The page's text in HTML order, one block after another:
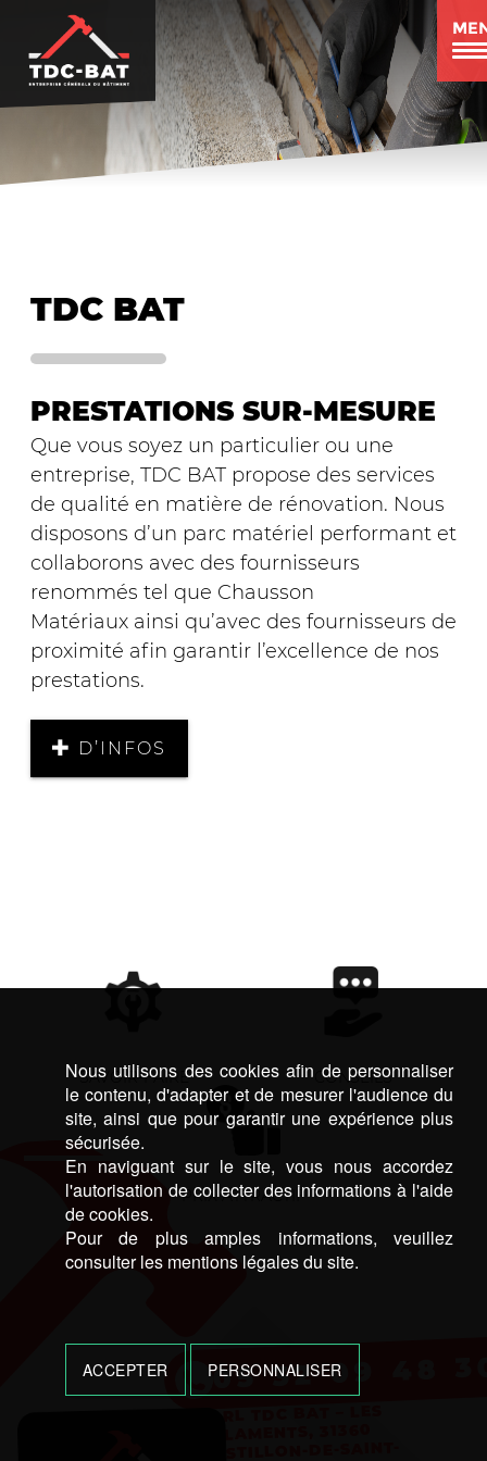
contenu
principal
TDC BAT
PRESTATIONS SUR-MESURE
Que vous soyez un particulier ou une
entreprise, TDC BAT propose des services
de qualité en matière de rénovation. Nous
disposons d’un parc matériel performant et
collaborons avec des fournisseurs
renommés tel que Chausson
Matériaux ainsi qu’avec des fournisseurs de
proximité afin garantir l’excellence de nos
prestations.
D’INFOS
SAVOIR-FAIRE CONSEILS
PRIX ATTRACTIF
05 32 09 48
Nous utilisons des cookies afin de personnaliser
le contenu, d'adapter et de mesurer l'audience du
site, ainsi que pour garantir une expérience plus
sécurisée.
En naviguant sur le site, vous nous accordez
l'autorisation de collecter des informations à l'aide
de cookies.
Pour de plus amples informations, veuillez
consulter les mentions légales du site.
ACCEPTER PERSONNALISER